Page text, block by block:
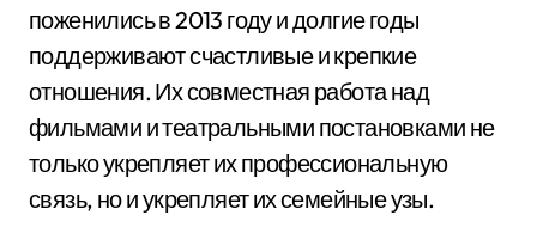
поженились в 2013 году и долгие годы
поддерживают счастливые и крепкие
отношения. Их совместная работа над
фильмами и театральными постановками не
только укрепляет их профессиональную
связь, но и укрепляет их семейные узы.